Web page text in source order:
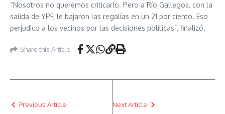
“Nosotros no queremos criticarlo. Pero a Río Gallegos, con la
salida de YPF, le bajaron las regalías en un 21 por ciento. Eso
perjudico a los vecinos por las decisiones políticas”, finalizó.
Share this Article
Previous Article Next Article